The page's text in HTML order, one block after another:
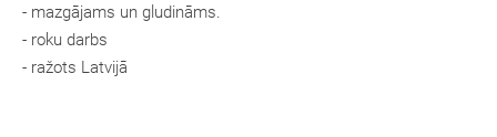
- mazgājams un gludināms.
- roku darbs
- ražots Latvijā